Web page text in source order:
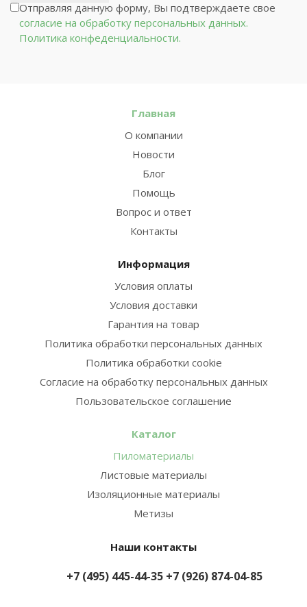
Отправляя данную форму, Вы подтверждаете свое
согласие на обработку персональных данных.
Политика конфеденциальности.
Главная
О компании
Новости
Блог
Помощь
Вопрос и ответ
Контакты
Информация
Условия оплаты
Условия доставки
Гарантия на товар
Политика обработки персональных данных
Политика обработки cookie
Согласие на обработку персональных данных
Пользовательское соглашение
Каталог
Пиломатериалы
Листовые материалы
Изоляционные материалы
Метизы
Наши контакты
+7 (495) 445-44-35 +7 (926) 874-04-85